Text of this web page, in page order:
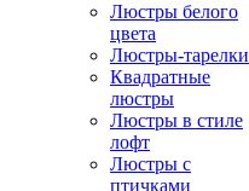
Люстры белого
цвета
Люстры-тарелки
Квадратные
люстры
Люстры в стиле
лофт
Люстры с
птичками